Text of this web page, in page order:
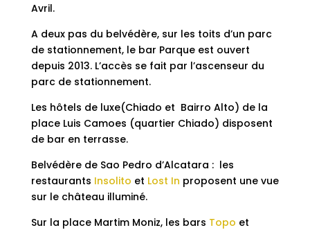
Avril.
A deux pas du belvédère, sur les toits d’un parc
de stationnement, le bar Parque est ouvert
depuis 2013. L’accès se fait par l’ascenseur du
parc de stationnement.
Les hôtels de luxe(Chiado et Bairro Alto) de la
place Luis Camoes (quartier Chiado) disposent
de bar en terrasse.
Belvédère de Sao Pedro d’Alcatara : les
restaurants Insolito et Lost In proposent une vue
sur le château illuminé.
Sur la place Martim Moniz, les bars Topo et